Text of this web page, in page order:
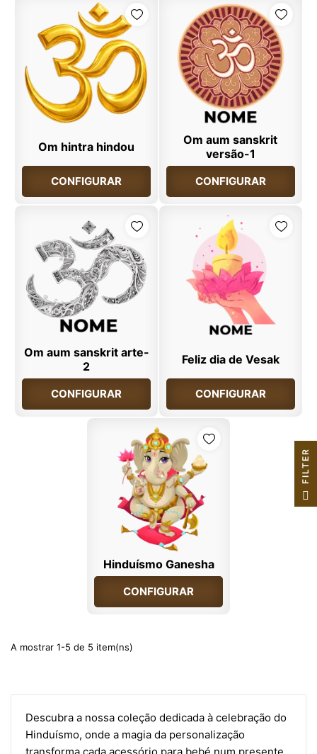
Om hintra hindou
CONFIGURAR
Om aum sanskrit
versão-1
CONFIGURAR
Om aum sanskrit arte-
2
CONFIGURAR
Feliz dia de Vesak
CONFIGURAR
Hinduísmo Ganesha
CONFIGURAR
A mostrar 1-5 de 5 item(ns)
Descubra a nossa coleção dedicada à celebração do
Hinduísmo, onde a magia da personalização
R